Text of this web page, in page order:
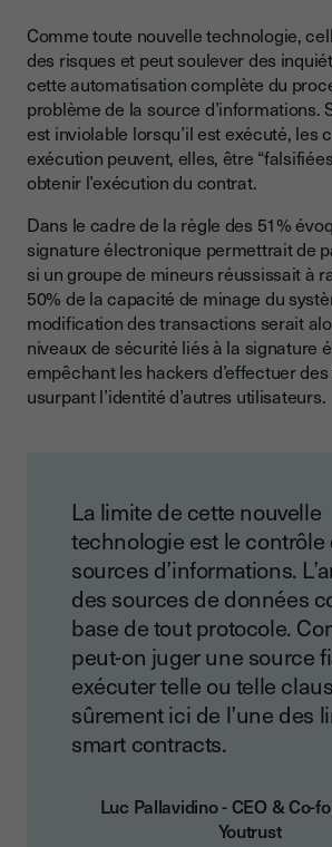
Comme toute nouvelle technologie,
des risques et peut soulever des
cette automatisation complète du
problème de la source d’informations.
est inviolable lorsqu’il est exécuté, les
exécution peuvent, elles, être
obtenir l’exécution du contrat.
Dans le cadre de la règle des 51%
signature électronique permettrait de
si un groupe de mineurs réussissait à
50% de la capacité de minage du
modification des transactions serait
niveaux de sécurité liés à la signature
empêchant les hackers d’effectuer
usurpant l’identité d’autres utilisateurs.
La limite de cette nouvelle
technologie est le contrôle
sources d’informations.
des sources de données
base de tout protocole.
peut-on juger une source
exécuter telle ou telle
sûrement ici de l’une des
smart contracts.
Luc Pallavidino - CEO & Co-
Youtrust